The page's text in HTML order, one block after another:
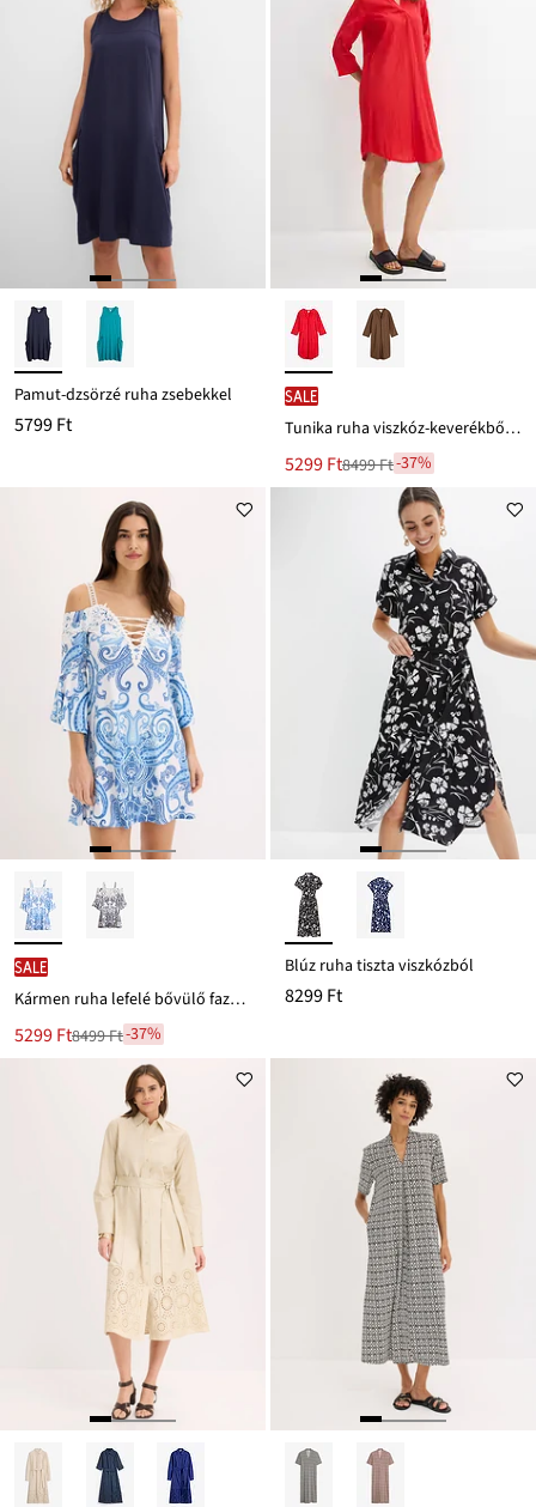
Pamut-dzsörzé ruha zsebekkel
5799 Ft
SALE
Tunika ruha viszkóz-keverékből és struktúrás hatással
Új
ár
5299 Ft
Leárazva8499 Ft-37%
SALE
Kármen ruha lefelé bővülő fazonban
Új
ár
5299 Ft
Leárazva8499 Ft-37%
Blúz ruha tiszta viszkózból
8299 Ft